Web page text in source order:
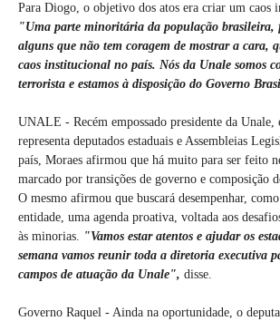
Para Diogo, o objetivo dos atos era criar um caos
"Uma parte minoritária da população brasileira,
alguns que não tem coragem de mostrar a cara,
caos institucional no país. Nós da Unale somos
terrorista e estamos à disposição do Governo
UNALE - Recém empossado presidente da Unale,
representa deputados estaduais e Assembleias
país, Moraes afirmou que há muito para ser feito
marcado por transições de governo e composição
O mesmo afirmou que buscará desempenhar,
entidade, uma agenda proativa, voltada aos
às minorias. "Vamos estar atentos e ajudar os
semana vamos reunir toda a diretoria executiva
campos de atuação da Unale", disse.
Governo Raquel - Ainda na oportunidade, o